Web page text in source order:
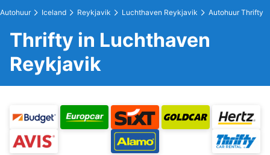
Autohuur Iceland Reykjavik Luchthaven Reykjavik Autohuur Thrifty
Thrifty in Luchthaven
Reykjavik